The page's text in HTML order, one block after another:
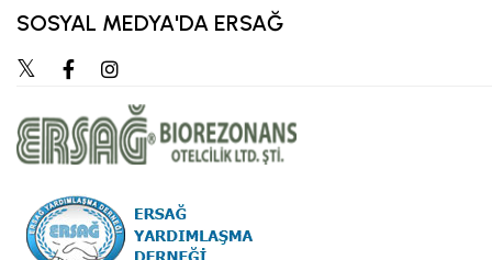
SOSYAL MEDYA'DA ERSAĞ